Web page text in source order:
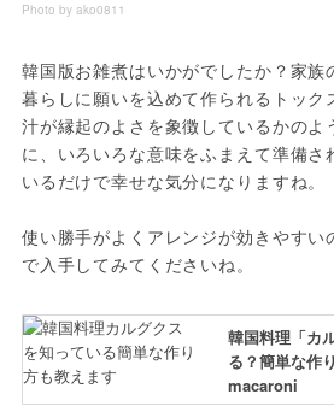
Photo by ako0811
韓国版お雑煮はいかがでしたか？家族
暮らしに願いを込めて作られるトック
汁が縁起のよさを象徴しているかのよ
に、いろいろな意味をふまえて準備さ
いるだけで幸せな気分になりますね。
使い勝手がよくアレンジが効きやすい
で入手してみてくださいね。
韓国料理「カ
る？簡単な作
macaroni